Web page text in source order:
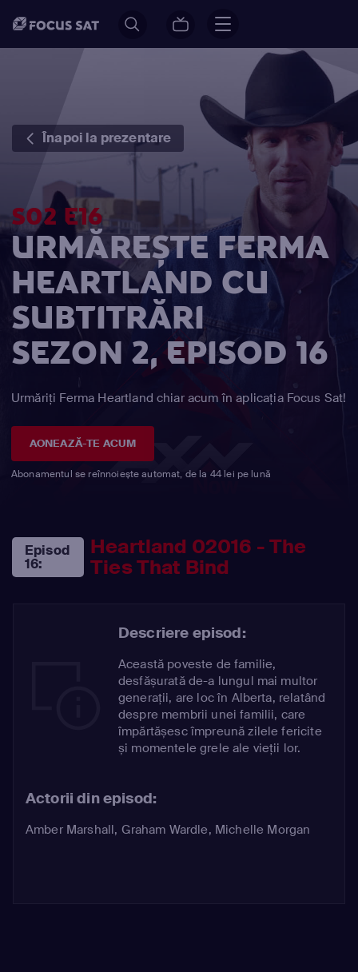
Înapoi la prezentare
S02 E16
URMĂREȘTE FERMA
HEARTLAND CU
SUBTITRĂRI
SEZON 2, EPISOD 16
Urmăriți Ferma Heartland chiar acum în aplicația Focus Sat!
AONEAZĂ-TE ACUM
Abonamentul se reînnoiește automat, de la 44 lei pe lună
Episod
16:
Heartland 02016 - The
Ties That Bind
Descriere episod:
Această poveste de familie,
desfășurată de-a lungul mai multor
generații, are loc în Alberta, relatând
despre membrii unei familii, care
împărtășesc împreună zilele fericite
și momentele grele ale vieții lor.
Actorii din episod:
Amber Marshall, Graham Wardle, Michelle Morgan